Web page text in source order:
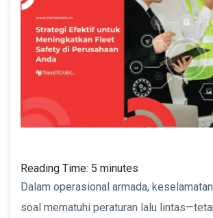
Reading Time: 5 minutes
Dalam operasional armada,
soal mematuhi peraturan lalu